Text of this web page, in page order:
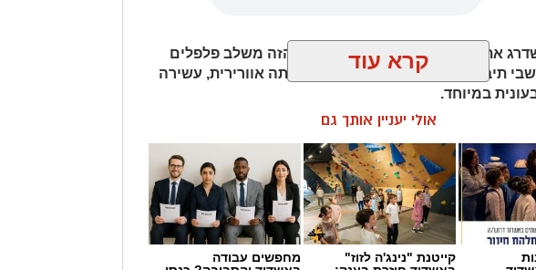
את החביתה של הבוקר? המתכון הזה משלב פלפלים
תיבול טריים ותיבול עדין, ויוצר חביתה אוורירית, עשירה
במיוחד.
קרא עוד
אולי יעניין אותך גם
קייטנת "נינג'ה לזוז"
מחפשים עבודה